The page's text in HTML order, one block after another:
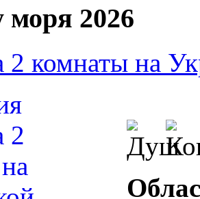
2026
2 комнаты на